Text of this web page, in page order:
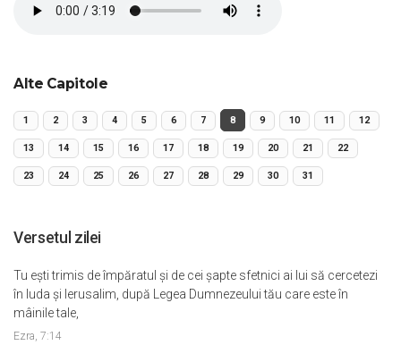
Alte Capitole
1 2 3 4 5 6 7 8 9 10 11 12
13 14 15 16 17 18 19 20 21 22
23 24 25 26 27 28 29 30 31
Versetul zilei
Tu eşti trimis de împăratul şi de cei şapte sfetnici ai lui să cercetezi
în Iuda şi Ierusalim, după Legea Dumnezeului tău care este în
mâinile tale,
Ezra, 7:14